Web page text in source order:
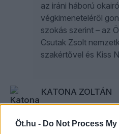
Öt.hu - Do Not Process
az iráni háború
végkimeneteléről
szokás szerint – az
Csutak Zsolt
szakértővel és Kiss
KATONA ZOLTÁN
Thomas Jensen